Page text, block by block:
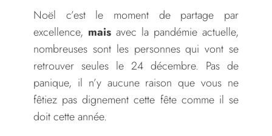
Noël c’est le moment de partage par
excellence, mais avec la pandémie actuelle,
nombreuses sont les personnes qui vont se
retrouver seules le 24 décembre. Pas de
panique, il n’y aucune raison que vous ne
fêtiez pas dignement cette fête comme il se
doit cette année.